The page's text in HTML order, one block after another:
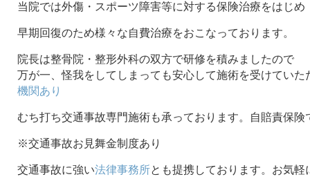
当院では外傷・スポーツ障害等に対する保険治療をはじめ
早期回復のため様々な自費治療をおこなっております。
院長は整骨院・整形外科の双方で研修を積みましたので
万が一、怪我をしてしまっても安心して施術を受けていた
機関あり
むち打ち交通事故専門施術も承っております。自賠責保険
※交通事故お見舞金制度あり
交通事故に強い法律事務所とも提携しております。お気軽